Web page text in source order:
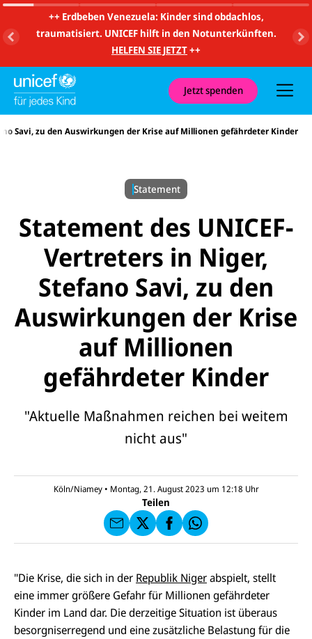
++ Erdbeben Venezuela: Kinder sind obdachlos,
traumatisiert. UNICEF hilft in den Notunterkünften.
HELFEN SIE JETZT++
Jetzt spenden
h
u
d
a
Savi, zu den Auswirkungen der Krise auf Millionen gefährdeter Kinder
Statement
Statement des UNICEF-
Vertreters in Niger,
Stefano Savi, zu den
Auswirkungen der Krise
auf Millionen
gefährdeter Kinder
"Aktuelle Maßnahmen reichen bei weitem
nicht aus"
Köln/Niamey• Montag, 21. August 2023 um 12:18 Uhr
Teilen
a
n
U
I
C
E
e
n
d
e
n
U
N
I
C
E
F
a
X
U
N
E
F
a
u
f
F
a
b
o
o
k
IC
E
F
uf
W
h
a
p
p
"Die Krise, die sich in der Republik Nigerabspielt, stellt
eine immer größere Gefahr für Millionen gefährdeter
Kinder im Land dar. Die derzeitige Situation ist überaus
besorgniserregend und eine zusätzliche Belastung für die